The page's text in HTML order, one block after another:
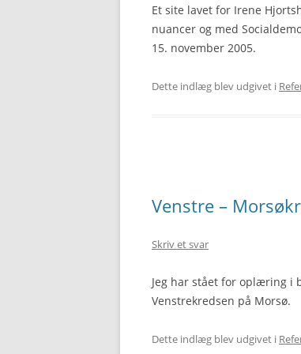
Et site lavet for Irene
nuancer og med
15. november 2005.
Dette indlæg blev udgivet i
Venstre –
Skriv et svar
Jeg har stået for oplæring i
Venstrekredsen på Morsø.
Dette indlæg blev udgivet i